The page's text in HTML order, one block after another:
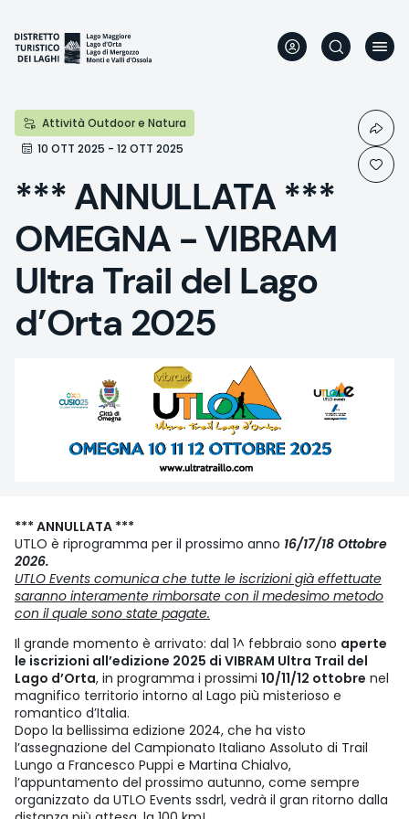
Inhalt
Attività Outdoor e Natura
10 OTT 2025 - 12 OTT 2025
*** ANNULLATA ***
OMEGNA - VIBRAM
Ultra Trail del Lago
d’Orta 2025
*** ANNULLATA ***
UTLO è riprogramma per il prossimo anno 16/17/18 Ottobre
2026.
UTLO Events comunica che tutte le iscrizioni già effettuate
saranno interamente rimborsate con il medesimo metodo
con il quale sono state pagate.
Il grande momento è arrivato: dal 1^ febbraio sono aperte
le iscrizioni all’edizione 2025 di VIBRAM Ultra Trail del
Lago d’Orta, in programma i prossimi 10/11/12 ottobre nel
magnifico territorio intorno al Lago più misterioso e
romantico d’Italia.
Dopo la bellissima edizione 2024, che ha visto
l’assegnazione del Campionato Italiano Assoluto di Trail
Lungo a Francesco Puppi e Martina Chialvo,
l’appuntamento del prossimo autunno, come sempre
organizzato da UTLO Events ssdrl, vedrà il gran ritorno dalla